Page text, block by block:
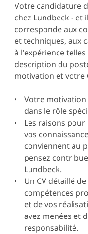
Votre candidature
chez Lundbeck -
corresponde aux
et techniques, aux
à l'expérience
description du
motivation et votre
Votre motivation
dans le rôle
Les raisons pour
vos
conviennent au
pensez
Lundbeck.
Un CV détaillé
compétences
et de vos
avez menées et
responsabilité.